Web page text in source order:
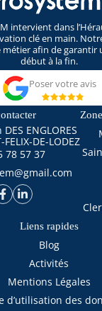
intervient dans
clé en main.
métier afin de
début à la fin.
Poser votre avis
ENGLORES
DE-LODEZ
78 57 37
Liens rapides
Blog
Activités
Mentions Légales
d’utilisation des